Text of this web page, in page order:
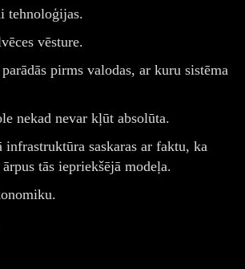
tehnoloģijas.
vēsture.
pirms valodas, ar kuru sistēma
nekad nevar kļūt absolūta.
infrastruktūra saskaras ar faktu, ka
tās iepriekšējā modeļa.